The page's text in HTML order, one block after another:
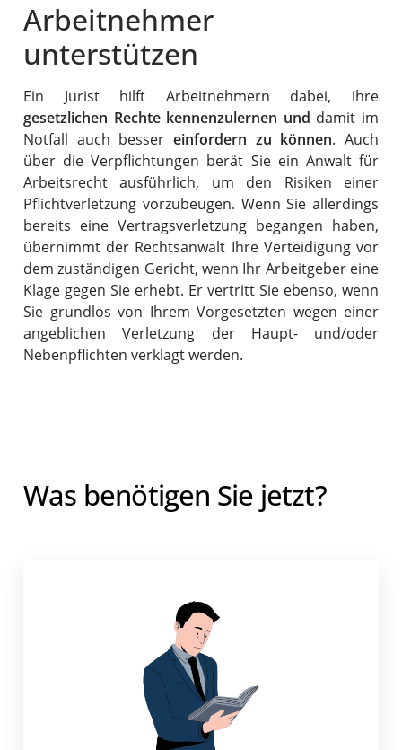
Arbeitnehmer
unterstützen
Ein Jurist hilft Arbeitnehmern dabei, ihre
gesetzlichen Rechte kennenzulernen und damit im
Notfall auch besser einfordern zu können. Auch
über die Verpflichtungen berät Sie ein Anwalt für
Arbeitsrecht ausführlich, um den Risiken einer
Pflichtverletzung vorzubeugen. Wenn Sie allerdings
bereits eine Vertragsverletzung begangen haben,
übernimmt der Rechtsanwalt Ihre Verteidigung vor
dem zuständigen Gericht, wenn Ihr Arbeitgeber eine
Klage gegen Sie erhebt. Er vertritt Sie ebenso, wenn
Sie grundlos von Ihrem Vorgesetzten wegen einer
angeblichen Verletzung der Haupt- und/oder
Nebenpflichten verklagt werden.
Was benötigen Sie jetzt?